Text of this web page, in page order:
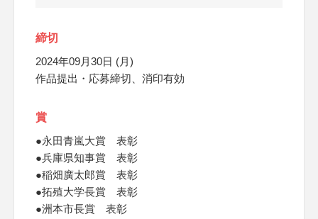
締切
2024年09月30日 (月)
作品提出・応募締切、消印有効
賞
●永田青嵐大賞 表彰
●兵庫県知事賞 表彰
●稲畑廣太郎賞 表彰
●拓殖大学長賞 表彰
●洲本市長賞 表彰